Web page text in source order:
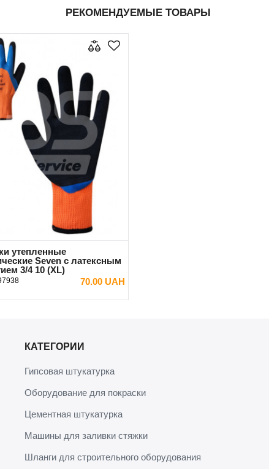
РЕКОМЕНДУЕМЫЕ ТОВАРЫ
утепленные
Seven с латексным
3/4 10 (XL)
70.00 UAH
В КОРЗИНУ
КАТЕГОРИИ
Гипсовая штукатурка
Оборудование для покраски
Цементная штукатурка
Машины для заливки стяжки
Шланги для строительного оборудования